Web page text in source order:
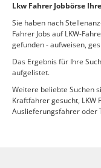
Lkw Fahrer Jobbörse
Sie haben nach
Fahrer Jobs auf LKW-
gefunden - aufweisen,
Das Ergebnis für Ihre
aufgelistet.
Weitere beliebte Suchen
Kraftfahrer gesucht, LKW
Auslieferungsfahrer oder